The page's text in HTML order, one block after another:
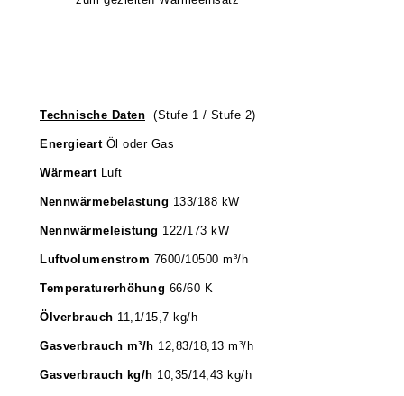
Technische Daten (Stufe 1 / Stufe 2)
Energieart Öl oder Gas
WärmeartLuft
Nennwärmebelastung 133/188 kW
Nennwärmeleistung 122/173 kW
Luftvolumenstrom 7600/10500 m³/h
Temperaturerhöhung 66/60 K
Ölverbrauch 11,1/15,7 kg/h
Gasverbrauch m³/h 12,83/18,13 m³/h
Gasverbrauch kg/h 10,35/14,43 kg/h